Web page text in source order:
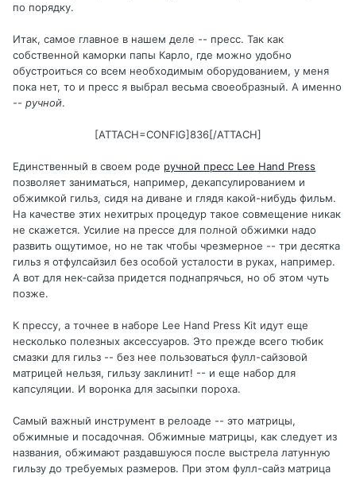
по порядку.
Итак, самое главное в нашем деле -- пресс. Так как
собственной каморки папы Карло, где можно удобно
обустроиться со всем необходимым оборудованием, у меня
пока нет, то и пресс я выбрал весьма своеобразный. А именно
-- ручной.
[ATTACH=CONFIG]836[/ATTACH]
Единственный в своем роде ручной пресс Lee Hand Press
позволяет заниматься, например, декапсулированием и
обжимкой гильз, сидя на диване и глядя какой-нибудь фильм.
На качестве этих нехитрых процедур такое совмещение никак
не скажется. Усилие на прессе для полной обжимки надо
развить ощутимое, но не так чтобы чрезмерное -- три десятка
гильз я отфулсайзил без особой усталости в руках, например.
А вот для нек-сайза придется поднапрячься, но об этом чуть
позже.
К прессу, а точнее в наборе Lee Hand Press Kit идут еще
несколько полезных аксессуаров. Это прежде всего тюбик
смазки для гильз -- без нее пользоваться фулл-сайзовой
матрицей нельзя, гильзу заклинит! -- и еще набор для
капсуляции. И воронка для засыпки пороха.
Самый важный инструмент в релоаде -- это матрицы,
обжимные и посадочная. Обжимные матрицы, как следует из
названия, обжимают раздавшуюся после выстрела латунную
гильзу до требуемых размеров. При этом фулл-сайз матрица